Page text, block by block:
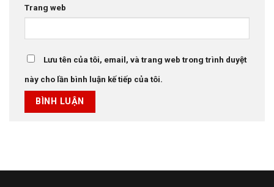
Trang web
Lưu tên của tôi, email, và trang web trong trình duyệt
này cho lần bình luận kế tiếp của tôi.